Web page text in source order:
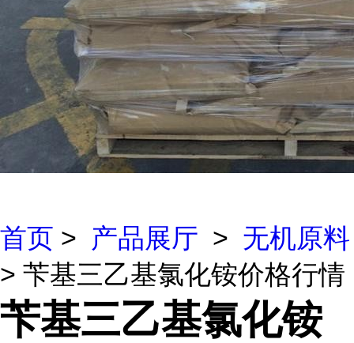
首页 > 产品展厅 > 无机原料
> 苄基三乙基氯化铵价格行情
苄基三乙基氯化铵